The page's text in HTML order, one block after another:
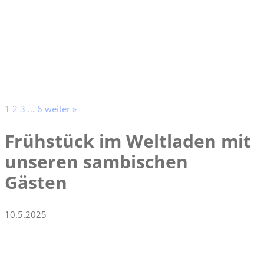
1 2 3 … 6 weiter »
Frühstück im Weltladen mit
unseren sambischen
Gästen
10.5.2025